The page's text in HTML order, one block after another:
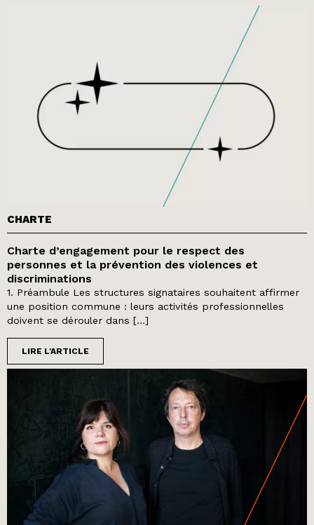
CHARTE
Charte d’engagement pour le respect des
personnes et la prévention des violences et
discriminations
1. Préambule Les structures signataires souhaitent affirmer
une position commune : leurs activités professionnelles
doivent se dérouler dans […]
LIRE L'ARTICLE